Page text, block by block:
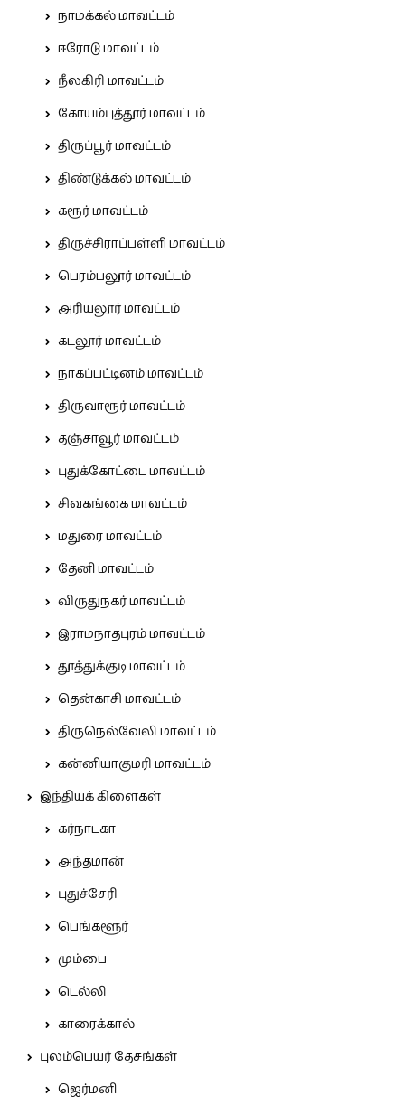
நாமக்கல் மாவட்டம்
ஈரோடு மாவட்டம்
நீலகிரி மாவட்டம்
கோயம்புத்தூர் மாவட்டம்
திருப்பூர் மாவட்டம்
திண்டுக்கல் மாவட்டம்
கரூர் மாவட்டம்
திருச்சிராப்பள்ளி மாவட்டம்
பெரம்பலூர் மாவட்டம்
அரியலூர் மாவட்டம்
கடலூர் மாவட்டம்
நாகப்பட்டினம் மாவட்டம்
திருவாரூர் மாவட்டம்
தஞ்சாவூர் மாவட்டம்
புதுக்கோட்டை மாவட்டம்
சிவகங்கை மாவட்டம்
மதுரை மாவட்டம்
தேனி மாவட்டம்
விருதுநகர் மாவட்டம்
இராமநாதபுரம் மாவட்டம்
தூத்துக்குடி மாவட்டம்
தென்காசி மாவட்டம்
திருநெல்வேலி மாவட்டம்
கன்னியாகுமரி மாவட்டம்
இந்தியக் கிளைகள்
கர்நாடகா
அந்தமான்
புதுச்சேரி
பெங்களூர்
மும்பை
டெல்லி
காரைக்கால்
புலம்பெயர் தேசங்கள்
ஜெர்மனி